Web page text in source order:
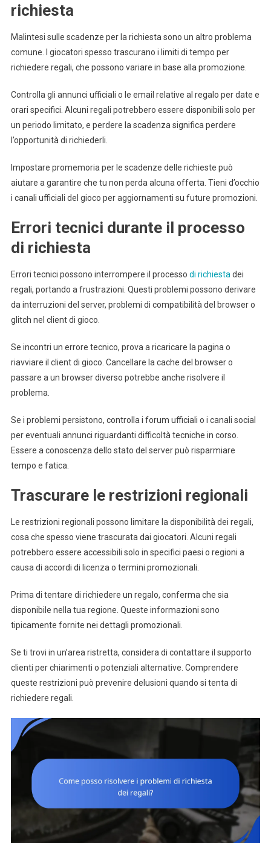
richiesta
Malintesi sulle scadenze per la richiesta sono un altro problema
comune. I giocatori spesso trascurano i limiti di tempo per
richiedere regali, che possono variare in base alla promozione.
Controlla gli annunci ufficiali o le email relative al regalo per date e
orari specifici. Alcuni regali potrebbero essere disponibili solo per
un periodo limitato, e perdere la scadenza significa perdere
l’opportunità di richiederli.
Impostare promemoria per le scadenze delle richieste può
aiutare a garantire che tu non perda alcuna offerta. Tieni d’occhio
i canali ufficiali del gioco per aggiornamenti su future promozioni.
Errori tecnici durante il processo
di richiesta
Errori tecnici possono interrompere il processo di richiesta dei
regali, portando a frustrazioni. Questi problemi possono derivare
da interruzioni del server, problemi di compatibilità del browser o
glitch nel client di gioco.
Se incontri un errore tecnico, prova a ricaricare la pagina o
riavviare il client di gioco. Cancellare la cache del browser o
passare a un browser diverso potrebbe anche risolvere il
problema.
Se i problemi persistono, controlla i forum ufficiali o i canali social
per eventuali annunci riguardanti difficoltà tecniche in corso.
Essere a conoscenza dello stato del server può risparmiare
tempo e fatica.
Trascurare le restrizioni regionali
Le restrizioni regionali possono limitare la disponibilità dei regali,
cosa che spesso viene trascurata dai giocatori. Alcuni regali
potrebbero essere accessibili solo in specifici paesi o regioni a
causa di accordi di licenza o termini promozionali.
Prima di tentare di richiedere un regalo, conferma che sia
disponibile nella tua regione. Queste informazioni sono
tipicamente fornite nei dettagli promozionali.
Se ti trovi in un’area ristretta, considera di contattare il supporto
clienti per chiarimenti o potenziali alternative. Comprendere
queste restrizioni può prevenire delusioni quando si tenta di
richiedere regali.